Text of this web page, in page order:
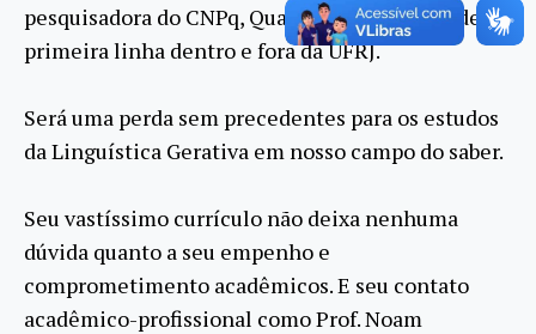
pesquisadora do CNPq, Qualis A1, formadora de
primeira linha dentro e fora da UFRJ.
Será uma perda sem precedentes para os estudos
da Linguística Gerativa em nosso campo do saber.
Seu vastíssimo currículo não deixa nenhuma
dúvida quanto a seu empenho e
comprometimento acadêmicos. E seu contato
acadêmico-profissional como Prof. Noam